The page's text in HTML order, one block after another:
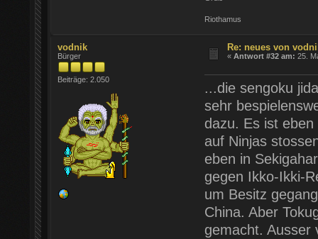
Riothamus
vodnik
Bürger
Beiträge: 2.050
Re: neues von
«Antwort #32 am: 25.
...die sengoku
sehr
dazu. Es ist
auf Ninjas
eben in
gegen Ikko-Ikki-
um Besitz
China. Aber
gemacht. Ausser